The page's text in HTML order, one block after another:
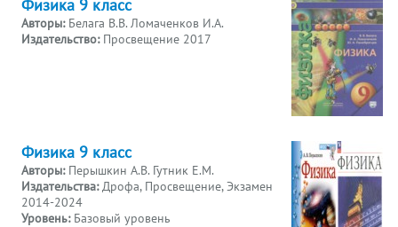
Физика 9 класс
Авторы: Белага В.В. Ломаченков И.А.
Издательство: Просвещение 2017
Физика 9 класс
Авторы: Перышкин А.В. Гутник Е.М.
Издательства:Дрофа, Просвещение, Экзамен
2014-2024
Уровень: Базовый уровень